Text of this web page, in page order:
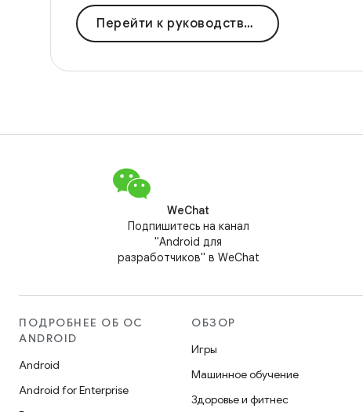
Перейти к руководствам по безопасности
WeChat
Подпишитесь на канал
"Android для
разработчиков" в WeChat
ПОДРОБНЕЕ ОБ ОС
ANDROID
Android
Android for Enterprise
ОБЗОР
Игры
Машинное обучение
Здоровье и фитнес